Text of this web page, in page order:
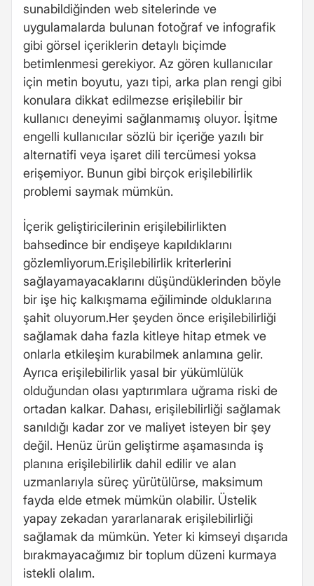
sunabildiğinden web sitelerinde ve
uygulamalarda bulunan fotoğraf ve infografik
gibi görsel içeriklerin detaylı biçimde
betimlenmesi gerekiyor. Az gören kullanıcılar
için metin boyutu, yazı tipi, arka plan rengi gibi
konulara dikkat edilmezse erişilebilir bir
kullanıcı deneyimi sağlanmamış oluyor. İşitme
engelli kullanıcılar sözlü bir içeriğe yazılı bir
alternatifi veya işaret dili tercümesi yoksa
erişemiyor. Bunun gibi birçok erişilebilirlik
problemi saymak mümkün.
İçerik geliştiricilerinin erişilebilirlikten
bahsedince bir endişeye kapıldıklarını
gözlemliyorum.Erişilebilirlik kriterlerini
sağlayamayacaklarını düşündüklerinden böyle
bir işe hiç kalkışmama eğiliminde olduklarına
şahit oluyorum.Her şeyden önce erişilebilirliği
sağlamak daha fazla kitleye hitap etmek ve
onlarla etkileşim kurabilmek anlamına gelir.
Ayrıca erişilebilirlik yasal bir yükümlülük
olduğundan olası yaptırımlara uğrama riski de
ortadan kalkar. Dahası, erişilebilirliği sağlamak
sanıldığı kadar zor ve maliyet isteyen bir şey
değil. Henüz ürün geliştirme aşamasında iş
planına erişilebilirlik dahil edilir ve alan
uzmanlarıyla süreç yürütülürse, maksimum
fayda elde etmek mümkün olabilir. Üstelik
yapay zekadan yararlanarak erişilebilirliği
sağlamak da mümkün. Yeter ki kimseyi dışarıda
bırakmayacağımız bir toplum düzeni kurmaya
istekli olalım.